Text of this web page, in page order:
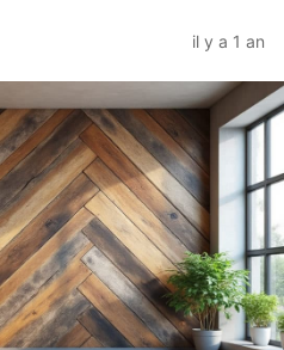
il y a 1 an